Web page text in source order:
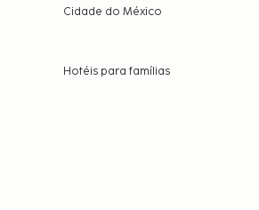
Cidade do México
Hotéis para famílias